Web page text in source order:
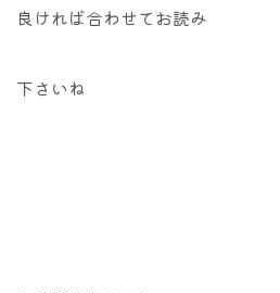
良ければ合わせてお読み
下さいね